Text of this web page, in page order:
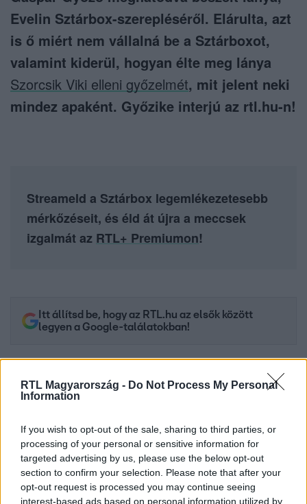
RTL Magyarország - Do Not Process My Personal
Information
If you wish to opt-out of the sale, sharing to third parties, or
processing of your personal or sensitive information for
targeted advertising by us, please use the below opt-out
section to confirm your selection. Please note that after your
opt-out request is processed you may continue seeing
interest-based ads based on personal information utilized by
Evelin Sztárbox-szerepléséről. Elárulta, azt
is ő miért nem vállalná be a Sztárboxot,
valamint kiderül, hogyan élte meg lánya
Szorcsik Viki elleni győzelmét, mit jelent neki
mindez apaként. Győzike interjú az rtl.hu-n!
Streameld a Sztárbox legemlékezetesebb
mérkőzéseit, és éld át újra a meccsek
izgalmát az RTL+ Premiumon!
Itt állítsd be, hogy az RTL.hu az elsők között
legyen a Google-találatokban!